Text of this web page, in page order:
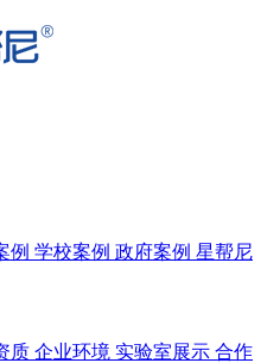
例 学校案例 政府案例 星帮尼
质 企业环境 实验室展示 合作